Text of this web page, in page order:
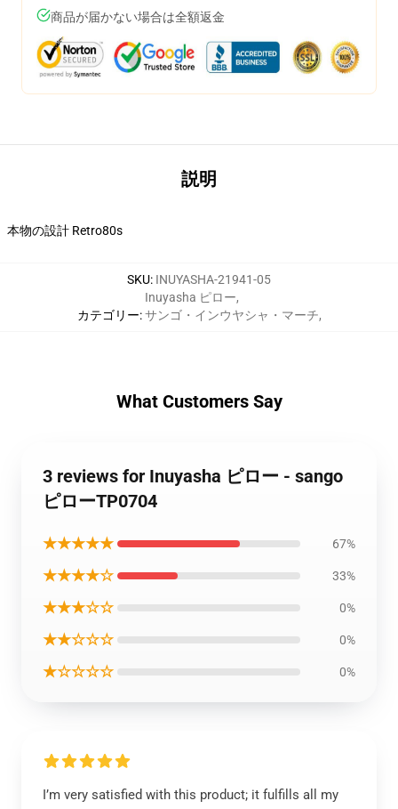
商品が届かない場合は全額返金
説明
本物の設計 Retro80s
SKU: INUYASHA-21941-05
カテゴリー:
Inuyasha ピロー,
サンゴ・インウヤシャ・マーチ,
What Customers Say
3 reviews for Inuyasha ピロー - sango
ピローTP0704
★★★★★ 67%
★★★★☆ 33%
★★★☆☆ 0%
★★☆☆☆ 0%
★☆☆☆☆ 0%
I’m very satisfied with this product; it fulfills all my